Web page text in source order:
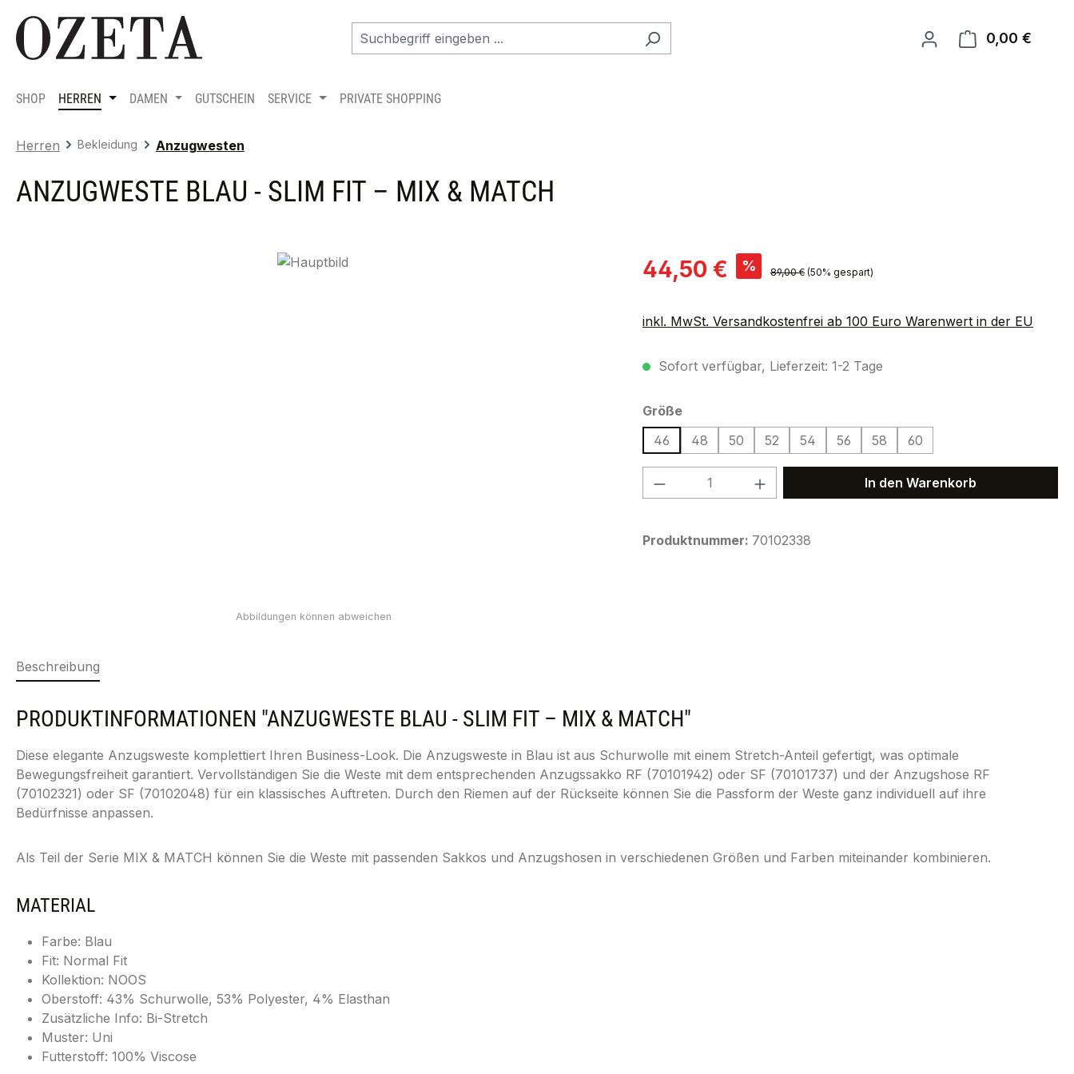
Hauptinhalt springen
Zur Suche springen
Zur Hauptnavigation springen
0,00 €
SHOP HERREN DAMEN GUTSCHEIN SERVICE PRIVATE SHOPPING
Herren Bekleidung Anzugwesten
ANZUGWESTE BLAU - SLIM FIT – MIX & MATCH
Verkaufspreis:
44,50 € % Regulärer Preis:
89,00 € (50% gespart)
inkl. MwSt. Versandkostenfrei ab 100 Euro Warenwert in der EU
Sofort verfügbar, Lieferzeit: 1-2 Tage
Größeauswählen
46
48 50 52 54 56 58 60
Produkt Anzahl: Gib den gewünschten Wert
In den Warenkorb
Produktnummer: 70102338
Beschreibung
PRODUKTINFORMATIONEN "ANZUGWESTE BLAU - SLIM FIT – MIX & MATCH"
Diese elegante Anzugsweste komplettiert Ihren Business-Look. Die Anzugsweste in Blau ist aus Schurwolle mit einem Stretch-Anteil gefertigt, was optimale
Bewegungsfreiheit garantiert. Vervollständigen Sie die Weste mit dem entsprechenden Anzugssakko RF (70101942) oder SF (70101737) und der Anzugshose RF
(70102321) oder SF (70102048) für ein klassisches Auftreten. Durch den Riemen auf der Rückseite können Sie die Passform der Weste ganz individuell auf ihre
Bedürfnisse anpassen.
Als Teil der Serie MIX & MATCH können Sie die Weste mit passenden Sakkos und Anzugshosen in verschiedenen Größen und Farben miteinander kombinieren.
MATERIAL
Farbe: Blau
Fit: Normal Fit
Kollektion: NOOS
Oberstoff: 43% Schurwolle, 53% Polyester, 4% Elasthan
Zusätzliche Info: Bi-Stretch
Muster: Uni
Futterstoff: 100% Viscose